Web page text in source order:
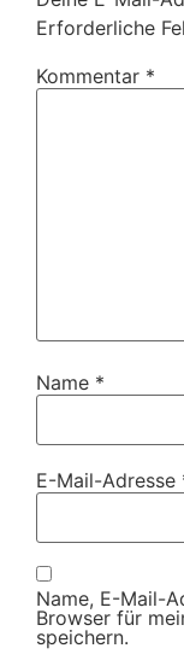
Erforderliche
Kommentar *
Name *
E-Mail-Adresse
Name, E-Mail-
Browser für
speichern.